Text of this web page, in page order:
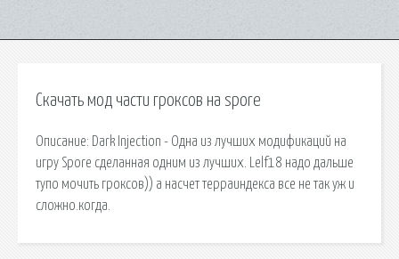
Скачать мод части гроксов на spore
Описание: Dark Injection - Одна из лучших модификаций на
игру Spore сделанная одним из лучших. Lelf18 надо дальше
тупо мочить гроксов)) а насчет терраиндекса все не так уж и
сложно.когда.